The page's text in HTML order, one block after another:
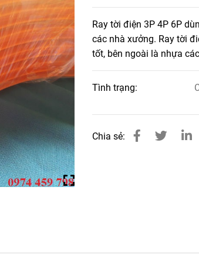
Ray tời điện 3P 4P 6P
các nhà xưởng. Ray tời
tốt, bên ngoài là nhựa
Tình trạng:
Chia sẻ: